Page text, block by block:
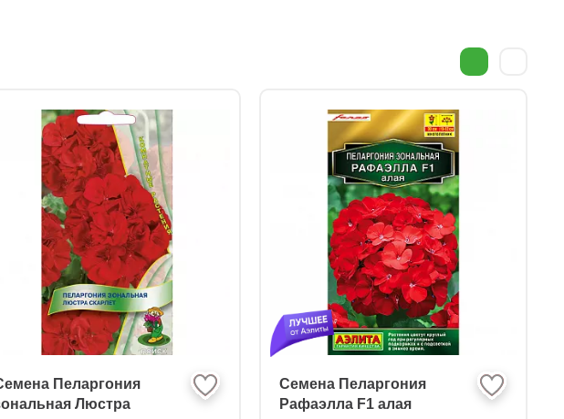
Пеларгония
Люстра
Семена Пеларгония
Рафаэлла F1 алая